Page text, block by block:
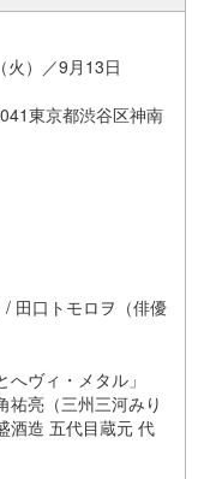
火）／9月13日
東京都渋谷区神南
田口トモロヲ（俳優
ヴィ・メタル」
祐亮（三州三河みり
酒造 五代目蔵元 代